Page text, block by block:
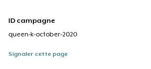
ID campagne
queen-k-october-2020
Signaler cette page